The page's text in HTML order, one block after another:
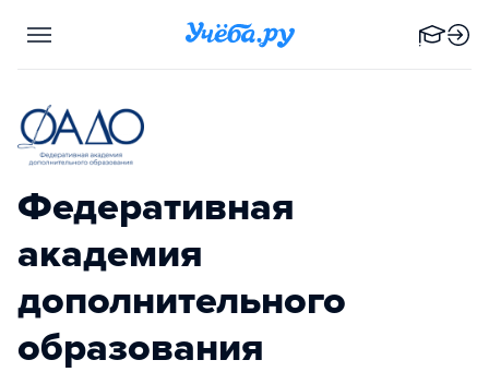
Федеративная
академия
дополнительного
образования